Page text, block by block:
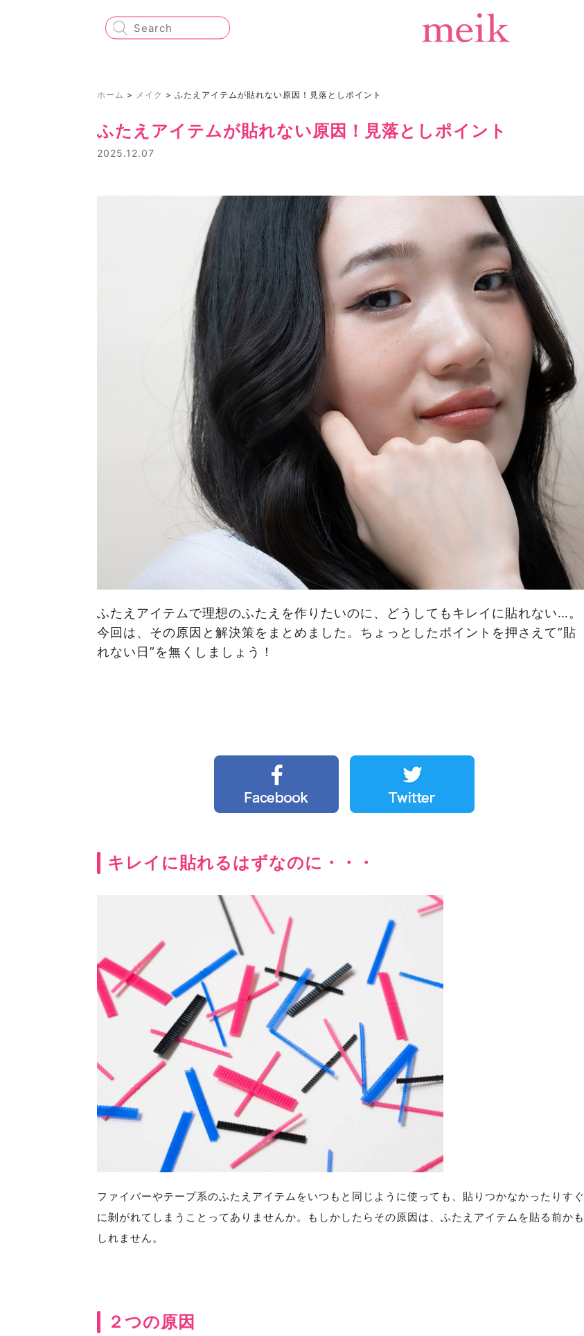
ホーム > メイク > ふたえアイテムが貼れない原因！見落としポイント
ふたえアイテムが貼れない原因！見落としポイント
2025.12.07
ふたえアイテムで理想のふたえを作りたいのに、どうしてもキレイに貼れない…。
今回は、その原因と解決策をまとめました。ちょっとしたポイントを押さえて”貼
れない日”を無くしましょう！
キレイに貼れるはずなのに・・・
ファイバーやテープ系のふたえアイテムをいつもと同じように使っても、貼りつかなかったりすぐ
に剝がれてしまうことってありませんか。もしかしたらその原因は、ふたえアイテムを貼る前かも
しれません。
２つの原因